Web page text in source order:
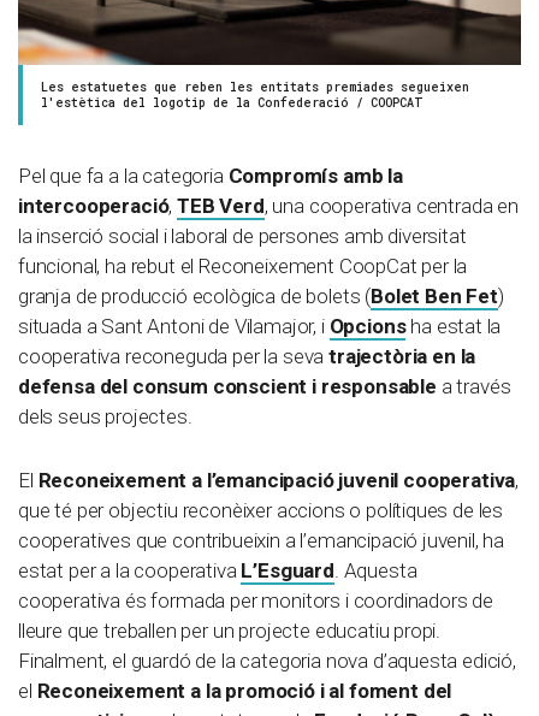
Les estatuetes que reben les entitats premiades segueixen
l'estètica del logotip de la Confederació / COOPCAT
Pel que fa a la categoria Compromís amb la
intercooperació,TEB Verd, una cooperativa centrada en
la inserció social i laboral de persones amb diversitat
funcional, ha rebut el Reconeixement CoopCat per la
granja de producció ecològica de bolets (Bolet Ben Fet)
situada a Sant Antoni de Vilamajor, i Opcionsha estat la
cooperativa reconeguda per la sevatrajectòria en la
defensa del consum conscient i responsable a través
dels seus projectes.
El Reconeixement a l’emancipació juvenil cooperativa,
que té per objectiu reconèixer accions o polítiques de les
cooperatives que contribueixin a l’emancipació juvenil, ha
estat per a la cooperativa L’Esguard . Aquesta
cooperativa és formada per monitors i coordinadors de
lleure que treballen per un projecte educatiu propi.
Finalment, el guardó de la categoria nova d’aquesta edició,
el Reconeixement a la promoció i al foment del